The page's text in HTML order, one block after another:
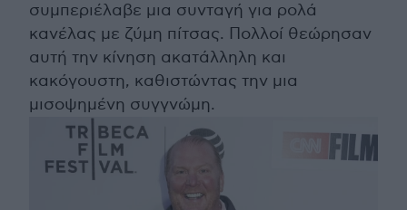
συμπεριέλαβε μια συνταγή για ρολά
κανέλας με ζύμη πίτσας. Πολλοί θεώρησαν
αυτή την κίνηση ακατάλληλη και
κακόγουστη, καθιστώντας την μια
μισοψημένη συγγνώμη.